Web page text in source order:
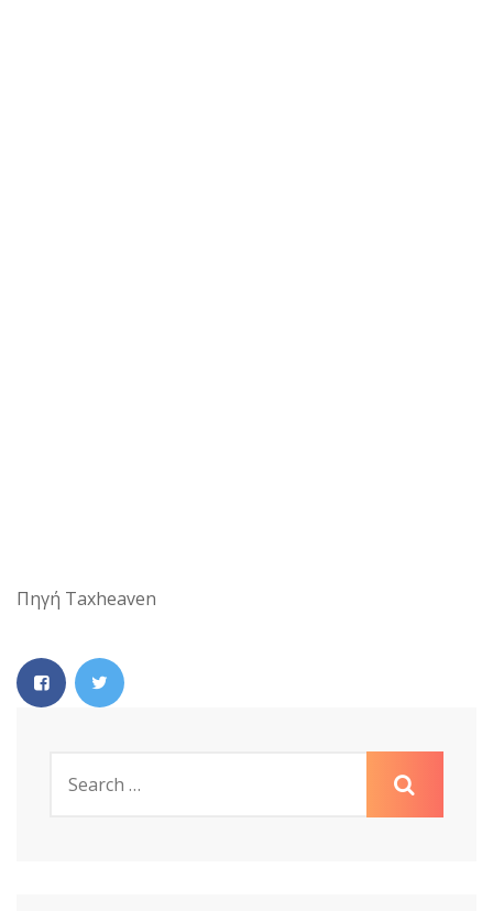
Πηγή Taxheaven